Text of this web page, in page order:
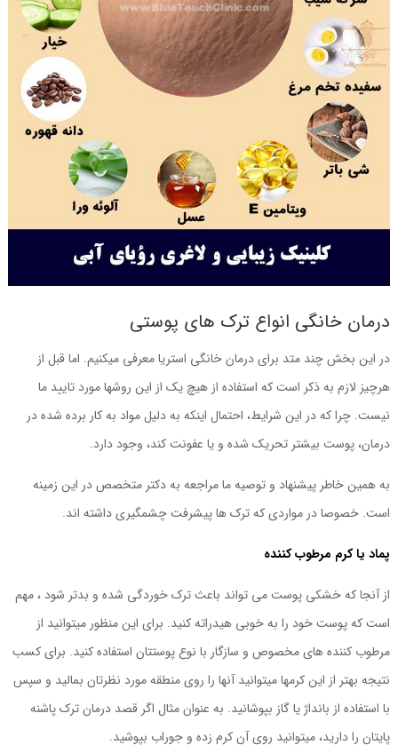
درمان خانگی انواع ترک های پوستی
در این بخش چند متد برای درمان خانگی استریا معرفی میکنیم. اما قبل از
هرچیز لازم به ذکر است که استفاده از هیچ یک از این روشها مورد تایید ما
نیست. چرا که در این شرایط، احتمال اینکه به دلیل مواد به کار برده شده در
درمان، پوست بیشتر تحریک شده و یا عفونت کند، وجود دارد.
به همین خاطر پیشنهاد و توصیه ما مراجعه به دکتر متخصص در این زمینه
است. خصوصا در مواردی که ترک ها پیشرفت چشمگیری داشته اند.
پماد یا کرم مرطوب کننده
از آنجا که خشکی پوست می تواند باعث ترک خوردگی شده و بدتر شود ، مهم
است که پوست خود را به خوبی هیدراته کنید. برای این منظور میتوانید از
مرطوب کننده های مخصوص و سازگار با نوع پوستتان استفاده کنید. برای کسب
نتیجه بهتر از این کرمها میتوانید آنها را روی منطقه مورد نظرتان بمالید و سپس
با استفاده از بانداژ یا گاز بپوشانید. به عنوان مثال اگر قصد درمان ترک پاشنه
پایتان را دارید، میتوانید روی آن کرم زده و جوراب بپوشید.